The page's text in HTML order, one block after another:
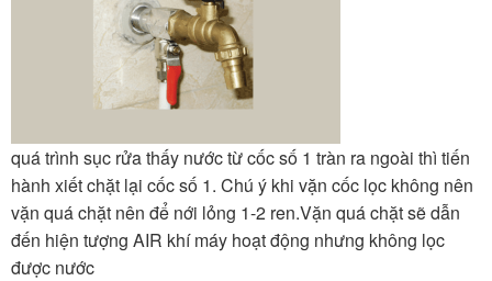
quá trình sục rửa thấy nước từ cốc số 1 tràn ra ngoài thì tiến
hành xiết chặt lại cốc số 1. Chú ý khi vặn cốc lọc không nên
vặn quá chặt nên để nới lỏng 1-2 ren.Vặn quá chặt sẽ dẫn
đến hiện tượng AIR khí máy hoạt động nhưng không lọc
được nước